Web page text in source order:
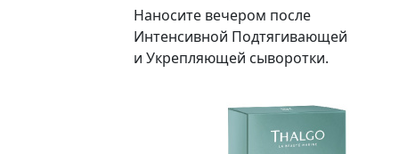
Наносите вечером после
Интенсивной Подтягивающей
и Укрепляющей сыворотки.